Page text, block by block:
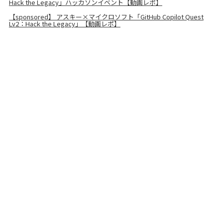
Hack the Legacy」ハッカソンイベント【動画レポ】
【sponsored】 アスキー×マイクロソフト「GitHub Copilot Quest
Lv2：Hack the Legacy」【動画レポ】